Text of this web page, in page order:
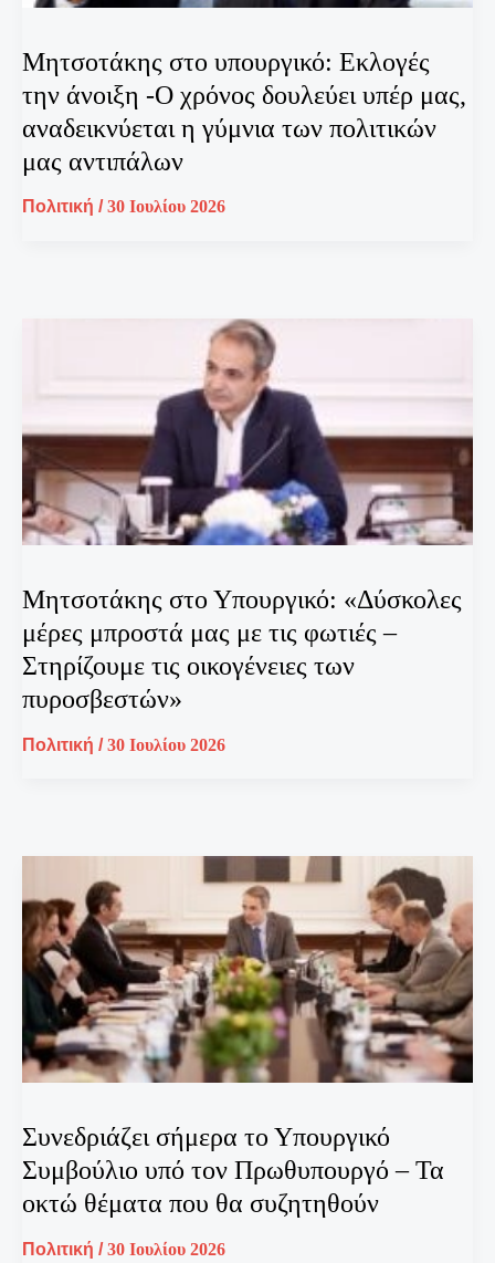
Μητσοτάκης στο υπουργικό: Εκλογές
την άνοιξη -Ο χρόνος δουλεύει υπέρ μας,
αναδεικνύεται η γύμνια των πολιτικών
μας αντιπάλων
Πολιτική /30 Ιουλίου 2026
Μητσοτάκης στο Υπουργικό: «Δύσκολες
μέρες μπροστά μας με τις φωτιές –
Στηρίζουμε τις οικογένειες των
πυροσβεστών»
Πολιτική /30 Ιουλίου 2026
Συνεδριάζει σήμερα το Υπουργικό
Συμβούλιο υπό τον Πρωθυπουργό – Τα
οκτώ θέματα που θα συζητηθούν
Πολιτική /30 Ιουλίου 2026